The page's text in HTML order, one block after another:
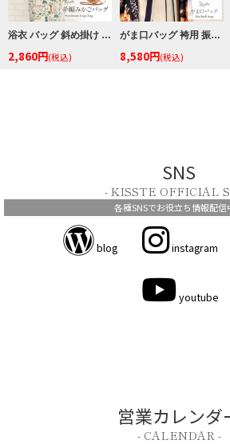
浴衣 バッグ 斜め掛け かご巾着 浴衣 バッグ レディース 和柄 黒かご 茶かご 浴衣バッグ 浴衣バック かごバック カゴ 籠 巾着 ベトナムバッグ
2,860円(税込)
がま口バッグ 袴用 振袖 バッグ 単品 街着用 レース生地 2色展開 アイボリー ブラック 白 黒 レース
8,580円(税込)
SNS
- KISSTE OFFICIAL
各種SNSでお役立ち情報配信
blog instagram
youtube
営業カレンダ
- CALENDAR -